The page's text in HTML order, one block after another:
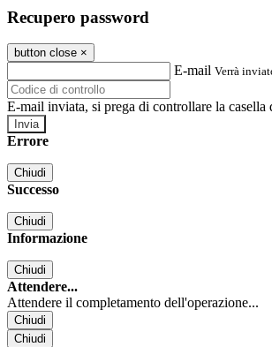
Recupero password
button close ×
E-mail Verrà
E-mail inviata, si prega di controllare la casella
Errore
Chiudi
Successo
Chiudi
Informazione
Chiudi
Attendere...
Attendere il completamento dell'operazione...
Chiudi
Chiudi